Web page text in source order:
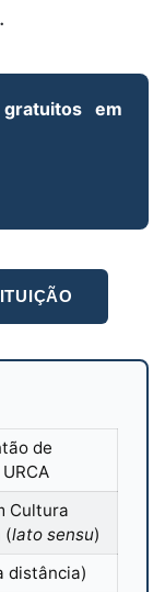
em
de
Cultura
(lato sensu)
distância)